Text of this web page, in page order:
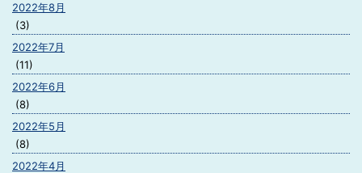
2022年8月
(3)
2022年7月
(11)
2022年6月
(8)
2022年5月
(8)
2022年4月